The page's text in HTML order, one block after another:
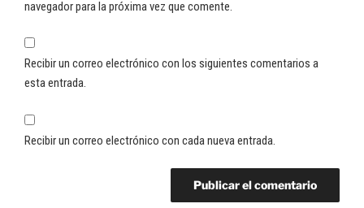
navegador para la próxima vez que comente.
Recibir un correo electrónico con los siguientes comentarios a
esta entrada.
Recibir un correo electrónico con cada nueva entrada.